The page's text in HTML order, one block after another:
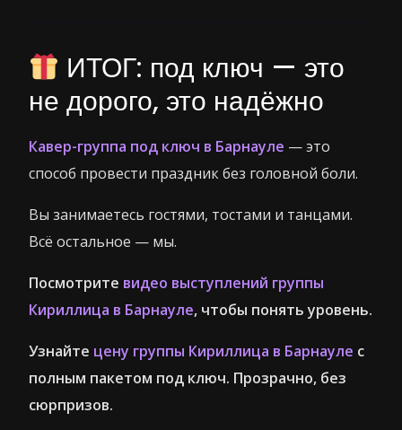
ИТОГ: под ключ — это
не дорого, это надёжно
Кавер-группа под ключ в Барнауле — это
способ провести праздник без головной боли.
Вы занимаетесь гостями, тостами и танцами.
Всё остальное — мы.
Посмотрите видео выступлений группы
Кириллица в Барнауле, чтобы понять уровень.
Узнайте цену группы Кириллица в Барнауле с
полным пакетом под ключ. Прозрачно, без
сюрпризов.